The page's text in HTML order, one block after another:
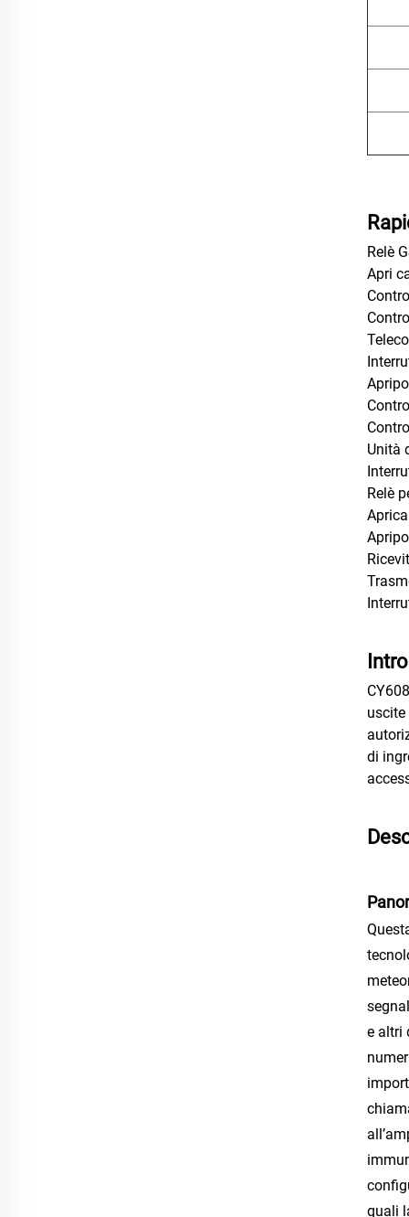
Relè
Apri
Unità
Relè
di
e altri
quali